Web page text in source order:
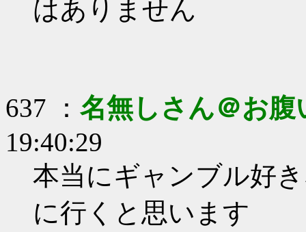
はありません
637 ： 名無しさん＠お腹
19:40:29
本当にギャンブル好
に行くと思います